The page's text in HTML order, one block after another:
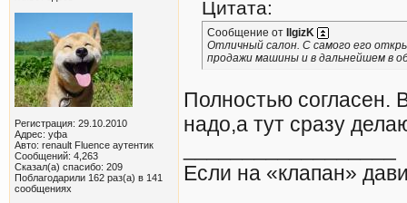
Регистрация: 29.10.2010
Адрес: уфа
Авто: renault Fluence аутентик
Сообщений: 4,263
Сказал(а) спасибо: 209
Поблагодарили 162 раз(а) в 141
сообщениях
Цитата:
Сообщение от IlgizK
Отличный салон. С самого его
продажи машины и в дальнейшем в
Полностью согласен.
надо,а тут сразу
Если на «клапан»